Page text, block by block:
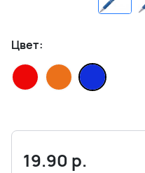
Цвет:
19.90 р.